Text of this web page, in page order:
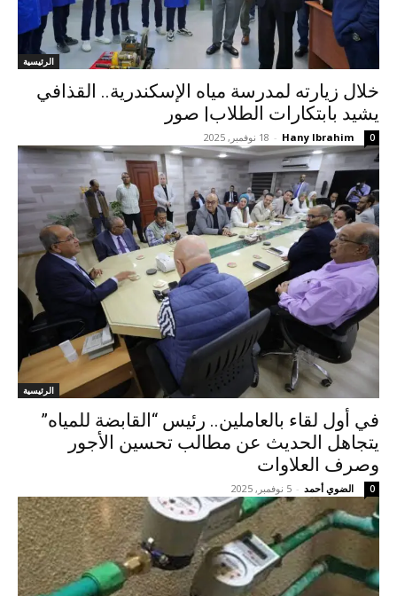
الرئيسية
خلال زيارته لمدرسة مياه الإسكندرية.. القذافي
يشيد بابتكارات الطلاب| صور
Hany Ibrahim
- 18 نوفمبر, 2025 0
الرئيسية
في أول لقاء بالعاملين.. رئيس “القابضة للمياه”
يتجاهل الحديث عن مطالب تحسين الأجور
وصرف العلاوات
الضوي أحمد - 5 نوفمبر, 2025 0